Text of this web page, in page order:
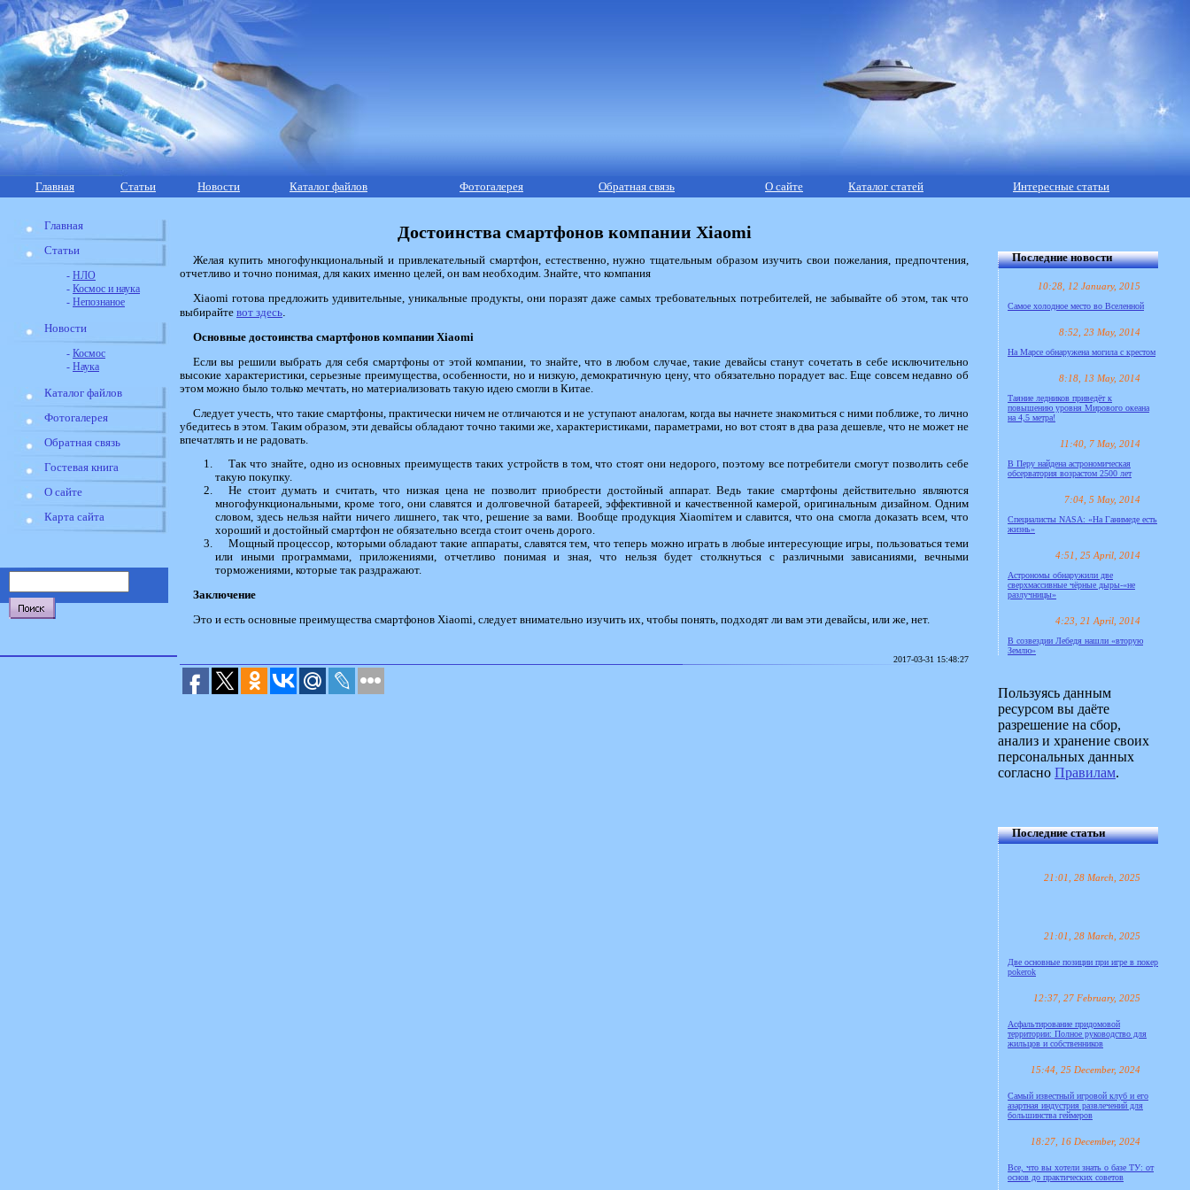
Главная Статьи Новости Каталог файлов Фотогалерея Обратная связь О сайте Каталог статей Интересные статьи
Главная
Статьи
- НЛО
- Космос и наука
- Непознаное
Новости
- Космос
- Наука
Каталог файлов
Фотогалерея
Обратная связь
Гостевая книга
О сайте
Карта сайта
Достоинства смартфонов компании Xiaomi
Желая купить многофункциональный и привлекательный смартфон, естественно, нужно тщательным образом изучить свои пожелания, предпочтения,
отчетливо и точно понимая, для каких именно целей, он вам необходим. Знайте, что компания
Xiaomi готова предложить удивительные, уникальные продукты, они поразят даже самых требовательных потребителей, не забывайте об этом, так что
выбирайте вот здесь.
Основные достоинства смартфонов компании Xiaomi
Если вы решили выбрать для себя смартфоны от этой компании, то знайте, что в любом случае, такие девайсы станут сочетать в себе исключительно
высокие характеристики, серьезные преимущества, особенности, но и низкую, демократичную цену, что обязательно порадует вас. Еще совсем недавно об
этом можно было только мечтать, но материализовать такую идею смогли в Китае.
Следует учесть, что такие смартфоны, практически ничем не отличаются и не уступают аналогам, когда вы начнете знакомиться с ними поближе, то лично
убедитесь в этом. Таким образом, эти девайсы обладают точно такими же, характеристиками, параметрами, но вот стоят в два раза дешевле, что не может не
впечатлять и не радовать.
Так что знайте, одно из основных преимуществ таких устройств в том, что стоят они недорого, поэтому все потребители смогут позволить себе
такую покупку.
Не стоит думать и считать, что низкая цена не позволит приобрести достойный аппарат. Ведь такие смартфоны действительно являются
многофункциональными, кроме того, они славятся и долговечной батареей, эффективной и качественной камерой, оригинальным дизайном. Одним
словом, здесь нельзя найти ничего лишнего, так что, решение за вами. Вообще продукция Xiaomiтем и славится, что она смогла доказать всем, что
хороший и достойный смартфон не обязательно всегда стоит очень дорого.
Мощный процессор, которыми обладают такие аппараты, славятся тем, что теперь можно играть в любые интересующие игры, пользоваться теми
или иными программами, приложениями, отчетливо понимая и зная, что нельзя будет столкнуться с различными зависаниями, вечными
торможениями, которые так раздражают.
Заключение
Это и есть основные преимущества смартфонов Xiaomi, следует внимательно изучить их, чтобы понять, подходят ли вам эти девайсы, или же, нет.
2017-03-31 15:48:27
Последние новости
10:28, 12 January, 2015
Самое холодное место во Вселенной
8:52, 23 May, 2014
На Марсе обнаружена могила с крестом
8:18, 13 May, 2014
Таяние ледников приведёт к
повышению уровня Мирового океана
на 4,5 метра!
11:40, 7 May, 2014
В Перу найдена астрономическая
обсерватория возрастом 2500 лет
7:04, 5 May, 2014
Специалисты NASA: «На Ганимеде есть
жизнь»
4:51, 25 April, 2014
Астрономы обнаружили две
сверхмассивные чёрные дыры-«не
разлучницы»
4:23, 21 April, 2014
В созвездии Лебедя нашли «вторую
Землю»
Пользуясь данным
ресурсом вы даёте
разрешение на сбор,
анализ и хранение своих
персональных данных
согласно Правилам.
Последние статьи
21:01, 28 March, 2025
21:01, 28 March, 2025
Две основные позиции при игре в покер
pokerok
12:37, 27 February, 2025
Асфальтирование придомовой
территории: Полное руководство для
жильцов и собственников
15:44, 25 December, 2024
Самый известный игровой клуб и его
азартная индустрия развлечений для
большинства геймеров
18:27, 16 December, 2024
Все, что вы хотели знать о базе ТУ: от
основ до практических советов